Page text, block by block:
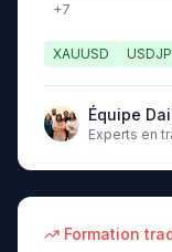
+7
XAUUSD
Équipe
Experts en
Formation